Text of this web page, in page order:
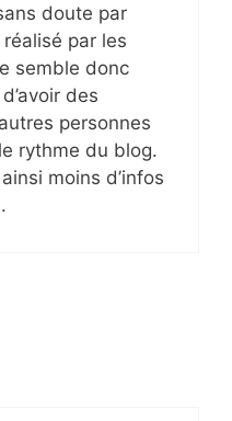
doute par
par les
semble donc
des
personnes
rythme du blog.
moins d’infos